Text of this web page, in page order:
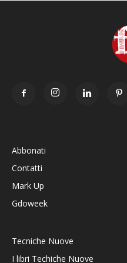
Abbonati
Contatti
Mark Up
Gdoweek
Tecniche Nuove
I libri Techiche Nuove